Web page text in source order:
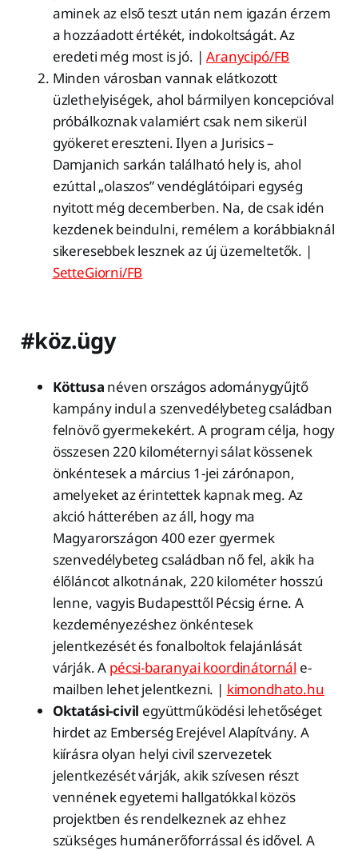
aminek az első teszt után nem igazán érzem
a hozzáadott értékét, indokoltságát. Az
eredeti még most is jó. |Aranycipó/FB
Minden városban vannak elátkozott
üzlethelyiségek, ahol bármilyen koncepcióval
próbálkoznak valamiért csak nem sikerül
gyökeret ereszteni. Ilyen a Jurisics –
Damjanich sarkán található hely is, ahol
ezúttal „olaszos” vendéglátóipari egység
nyitott még decemberben. Na, de csak idén
kezdenek beindulni, remélem a korábbiaknál
sikeresebbek lesznek az új üzemeltetők. |
SetteGiorni/FB
#köz.ügy
Köttusa néven országos adománygyűjtő
kampány indul a szenvedélybeteg családban
felnövő gyermekekért. A program célja, hogy
összesen 220 kilométernyi sálat kössenek
önkéntesek a március 1-jei zárónapon,
amelyeket az érintettek kapnak meg. Az
akció hátterében az áll, hogy ma
Magyarországon 400 ezer gyermek
szenvedélybeteg családban nő fel, akik ha
élőláncot alkotnának, 220 kilométer hosszú
lenne, vagyis Budapesttől Pécsig érne. A
kezdeményezéshez önkéntesek
jelentkezését és fonalboltok felajánlását
várják. A pécsi-baranyai koordinátornál e-
mailben lehet jelentkezni. | kimondhato.hu
Oktatási-civil együttműködési lehetőséget
hirdet az Emberség Erejével Alapítvány. A
kiírásra olyan helyi civil szervezetek
jelentkezését várják, akik szívesen részt
vennének egyetemi hallgatókkal közös
projektben és rendelkeznek az ehhez
szükséges humánerőforrással és idővel. A